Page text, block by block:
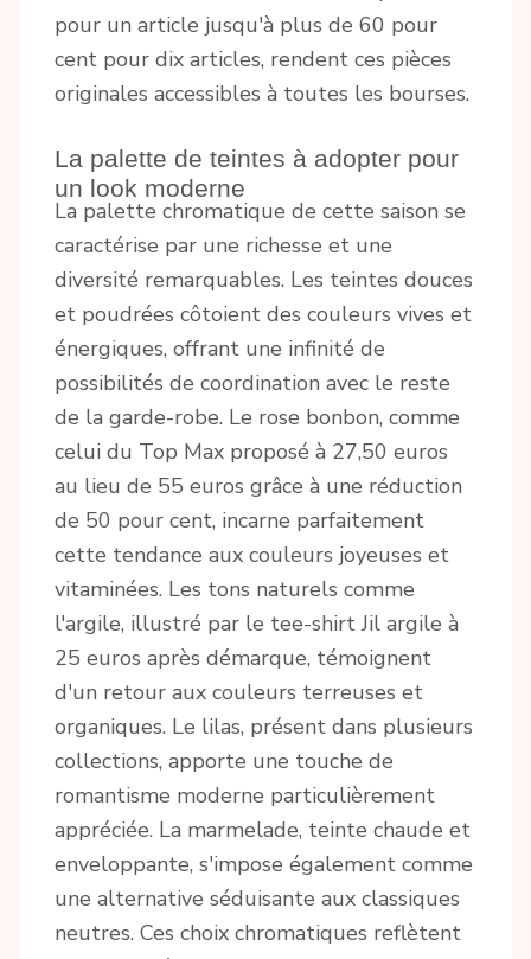
pour un article jusqu'à plus de 60 pour
cent pour dix articles, rendent ces pièces
originales accessibles à toutes les bourses.
La palette de teintes à adopter pour
un look moderne
La palette chromatique de cette saison se
caractérise par une richesse et une
diversité remarquables. Les teintes douces
et poudrées côtoient des couleurs vives et
énergiques, offrant une infinité de
possibilités de coordination avec le reste
de la garde-robe. Le rose bonbon, comme
celui du Top Max proposé à 27,50 euros
au lieu de 55 euros grâce à une réduction
de 50 pour cent, incarne parfaitement
cette tendance aux couleurs joyeuses et
vitaminées. Les tons naturels comme
l'argile, illustré par le tee-shirt Jil argile à
25 euros après démarque, témoignent
d'un retour aux couleurs terreuses et
organiques. Le lilas, présent dans plusieurs
collections, apporte une touche de
romantisme moderne particulièrement
appréciée. La marmelade, teinte chaude et
enveloppante, s'impose également comme
une alternative séduisante aux classiques
neutres. Ces choix chromatiques reflètent